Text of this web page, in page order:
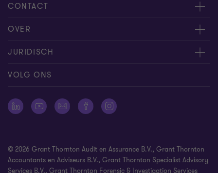
CONTACT
Evenementen
Neem contact op
OVER
Carrière
Over ons
Pers
JURIDISCH
Algemene voorwaarden
Cookievoorkeuren
Identificatieplicht
VOLG ONS
© 2026 Grant Thornton Audit en Assurance B.V., Grant Thornton
Accountants en Adviseurs B.V., Grant Thornton Specialist Advisory
Services B.V., Grant Thornton Forensic & Investigation Services